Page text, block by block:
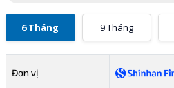
6 Tháng 9 Tháng
Đơn vị